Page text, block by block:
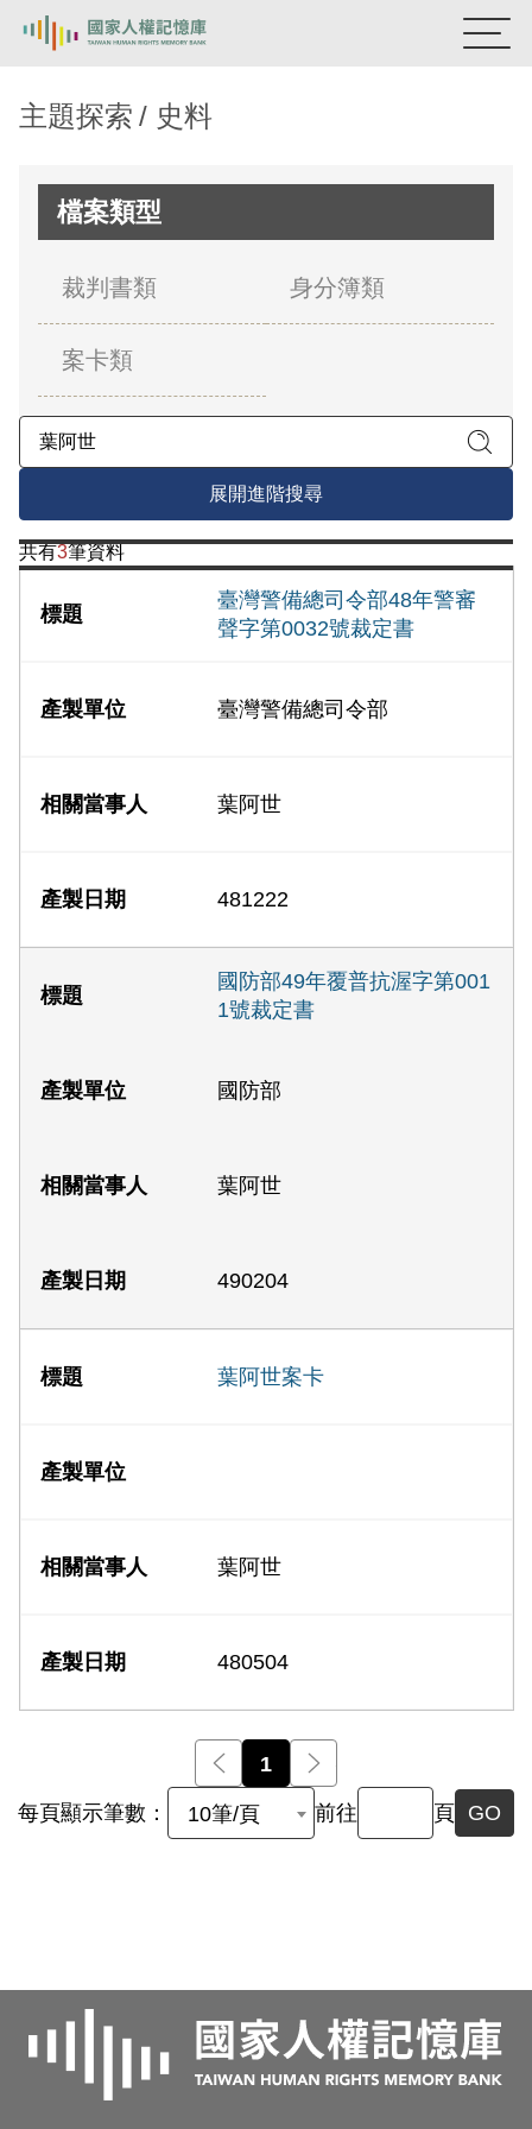
新生訓導處
關於我們
意見信箱
主題探索 史料
檔案類型
裁判書類 身分簿類
案卡類
展開進階搜尋
共有3筆資料
臺灣警備總司令部48年警審
聲字第0032號裁定書
臺灣警備總司令部
葉阿世
481222
國防部49年覆普抗渥字第001
1號裁定書
國防部
葉阿世
490204
葉阿世案卡
葉阿世
480504
前一頁
1
每頁顯示筆數： 10筆/頁 前往 頁 GO